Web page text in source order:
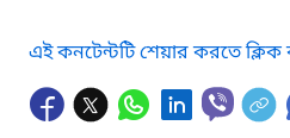
এই কনটেন্টটি শেয়ার করতে